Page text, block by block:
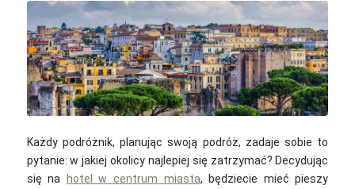
Każdy podróżnik, planując swoją podróż, zadaje sobie to
pytanie: w jakiej okolicy najlepiej się zatrzymać? Decydując
się na hotel w centrum miasta, będziecie mieć pieszy